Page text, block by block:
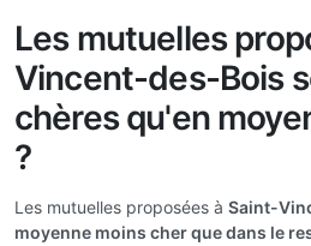
Les mutuelles
Vincent-des-Bois
chères qu'en
?
Les mutuelles proposées à Saint-
moyenne moins cher que dans le